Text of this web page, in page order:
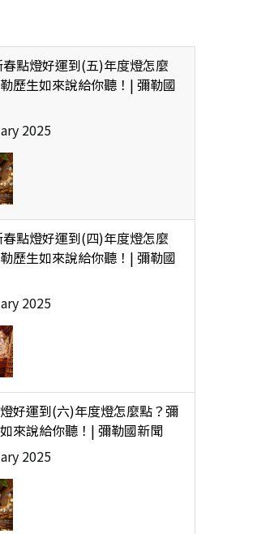
點燈好運到(五)年度燈怎麼
歷生如來說給你聽！| 彌勒國
2025
點燈好運到(四)年度燈怎麼
歷生如來說給你聽！| 彌勒國
2025
好運到(六)年度燈怎麼點？彌
來說給你聽！| 彌勒國新聞
2025